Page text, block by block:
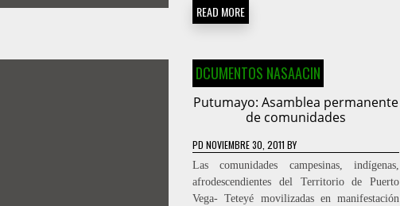
READ MORE
DCUMENTOS NASAACIN
Putumayo: Asamblea permanente
de comunidades
PD NOVIEMBRE 30, 2011 BY
Las comunidades campesinas, indígenas,
afrodescendientes del Territorio de Puerto
Vega- Teteyé movilizadas en manifestación